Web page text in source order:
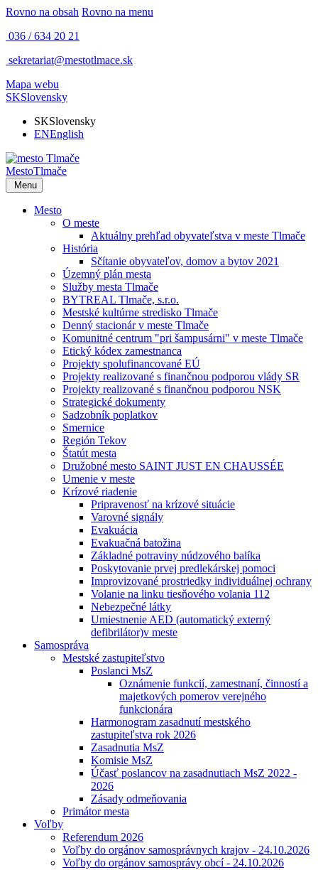
Rovno na obsah Rovno na menu
036 / 634 20 21
sekretariat@mestotlmace.sk
Mapa webu
SKSlovensky
SKSlovensky
ENEnglish
MestoTlmače
Menu
Mesto
O meste
Aktuálny prehľad obyvateľstva v meste Tlmače
História
Sčítanie obyvateľov, domov a bytov 2021
Územný plán mesta
Služby mesta Tlmače
BYTREAL Tlmače, s.r.o.
Mestské kultúrne stredisko Tlmače
Denný stacionár v meste Tlmače
Komunitné centrum "pri šampusárni" v meste Tlmače
Etický kódex zamestnanca
Projekty spolufinancované EÚ
Projekty realizované s finančnou podporou vlády SR
Projekty realizované s finančnou podporou NSK
Strategické dokumenty
Sadzobník poplatkov
Smernice
Región Tekov
Štatút mesta
Družobné mesto SAINT JUST EN CHAUSSÉE
Umenie v meste
Krízové riadenie
Pripravenosť na krízové situácie
Varovné signály
Evakuácia
Evakuačná batožina
Základné potraviny núdzového balíka
Poskytovanie prvej predlekárskej pomoci
Improvizované prostriedky individuálnej ochrany
Volanie na linku tiesňového volania 112
Nebezpečné látky
Umiestnenie AED (automatický externý
defibrilátor)v meste
Samospráva
Mestské zastupiteľstvo
Poslanci MsZ
Oznámenie funkcií, zamestnaní, činností a
majetkových pomerov verejného
funkcionára
Harmonogram zasadnutí mestského
zastupiteľstva rok 2026
Zasadnutia MsZ
Komisie MsZ
Účasť poslancov na zasadnutiach MsZ 2022 -
2026
Zásady odmeňovania
Primátor mesta
Voľby
Referendum 2026
Voľby do orgánov samosprávnych krajov - 24.10.2026
Voľby do orgánov samosprávy obcí - 24.10.2026